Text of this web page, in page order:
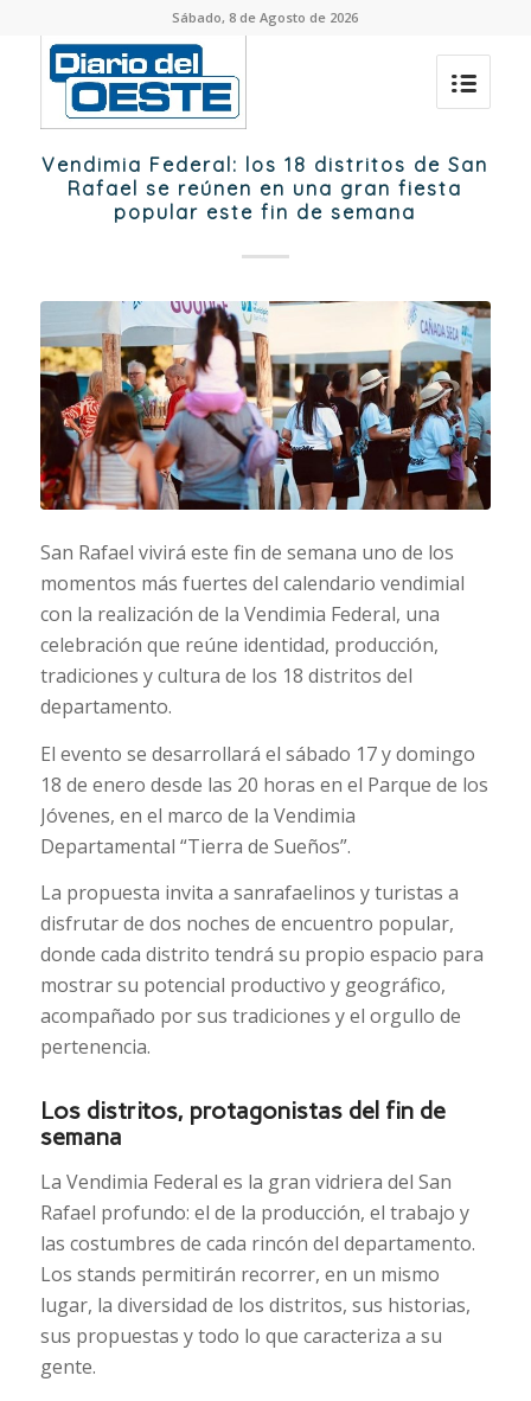
Sábado, 8 de Agosto de 2026
Vendimia Federal: los 18 distritos de San
Rafael se reúnen en una gran fiesta
popular este fin de semana
San Rafael vivirá este fin de semana uno de los
momentos más fuertes del calendario vendimial
con la realización de la Vendimia Federal, una
celebración que reúne identidad, producción,
tradiciones y cultura de los 18 distritos del
departamento.
El evento se desarrollará el sábado 17 y domingo
18 de enero desde las 20 horas en el Parque de los
Jóvenes, en el marco de la Vendimia
Departamental “Tierra de Sueños”.
La propuesta invita a sanrafaelinos y turistas a
disfrutar de dos noches de encuentro popular,
donde cada distrito tendrá su propio espacio para
mostrar su potencial productivo y geográfico,
acompañado por sus tradiciones y el orgullo de
pertenencia.
Los distritos, protagonistas del fin de
semana
La Vendimia Federal es la gran vidriera del San
Rafael profundo: el de la producción, el trabajo y
las costumbres de cada rincón del departamento.
Los stands permitirán recorrer, en un mismo
lugar, la diversidad de los distritos, sus historias,
sus propuestas y todo lo que caracteriza a su
gente.